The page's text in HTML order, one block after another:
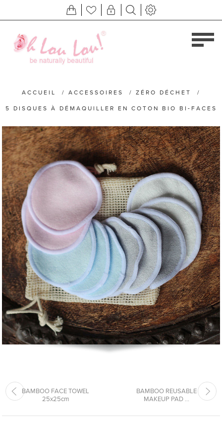
ACCUEIL / ACCESSOIRES / ZÉRO DÉCHET /
5 DISQUES À DÉMAQUILLER EN COTON BIO BI-FACES
BAMBOO FACE TOWEL
25x25cm
BAMBOO REUSABLE
MAKEUP PAD ...